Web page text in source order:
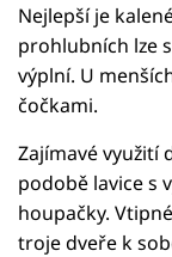
Nejlepší je
prohlubních lze
výplní. U
čočkami.
Zajímavé využití
podobě lavice s
houpačky.
troje dveře k